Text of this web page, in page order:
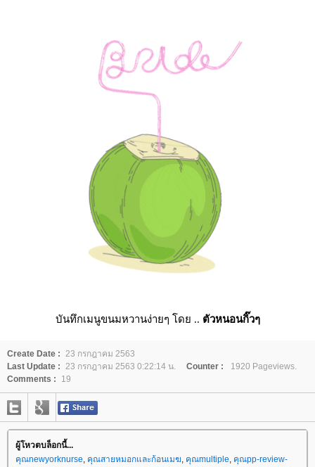
บันทึกเมนูขนมหวานง่ายๆ โดย .. ตัวหนอนกิ๊วๆ
Create Date :
23 กรกฎาคม 2563
Last Update :
23 กรกฎาคม 2563 0:22:14 น. Counter :
1920 Pageviews.
Comments :
19
ผู้โหวตบล็อกนี้...
คุณnewyorknurse คุณสายหมอกและก้อนเมฆ คุณmultiple คุณpp-review-